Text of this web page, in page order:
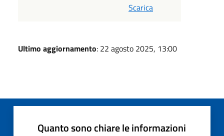
Scarica
Ultimo aggiornamento: 22 agosto 2025, 13:00
Quanto sono chiare le informazioni